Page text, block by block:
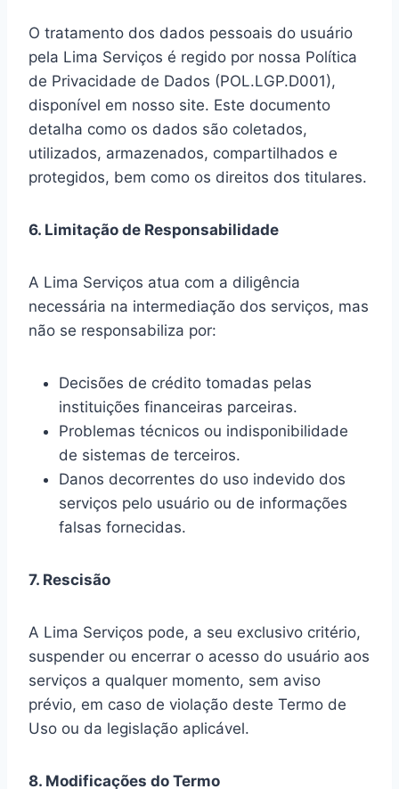
O tratamento dos dados pessoais do usuário
pela Lima Serviços é regido por nossa Política
de Privacidade de Dados (POL.LGP.D001),
disponível em nosso site. Este documento
detalha como os dados são coletados,
utilizados, armazenados, compartilhados e
protegidos, bem como os direitos dos titulares.
6. Limitação de Responsabilidade
A Lima Serviços atua com a diligência
necessária na intermediação dos serviços, mas
não se responsabiliza por:
Decisões de crédito tomadas pelas
instituições financeiras parceiras.
Problemas técnicos ou indisponibilidade
de sistemas de terceiros.
Danos decorrentes do uso indevido dos
serviços pelo usuário ou de informações
falsas fornecidas.
7. Rescisão
A Lima Serviços pode, a seu exclusivo critério,
suspender ou encerrar o acesso do usuário aos
serviços a qualquer momento, sem aviso
prévio, em caso de violação deste Termo de
Uso ou da legislação aplicável.
8. Modificações do Termo